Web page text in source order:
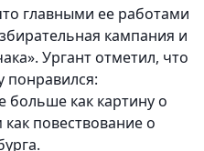
главными ее работами
кампания и
Ургант отметил, что
понравился:
больше как картину о
повествование о